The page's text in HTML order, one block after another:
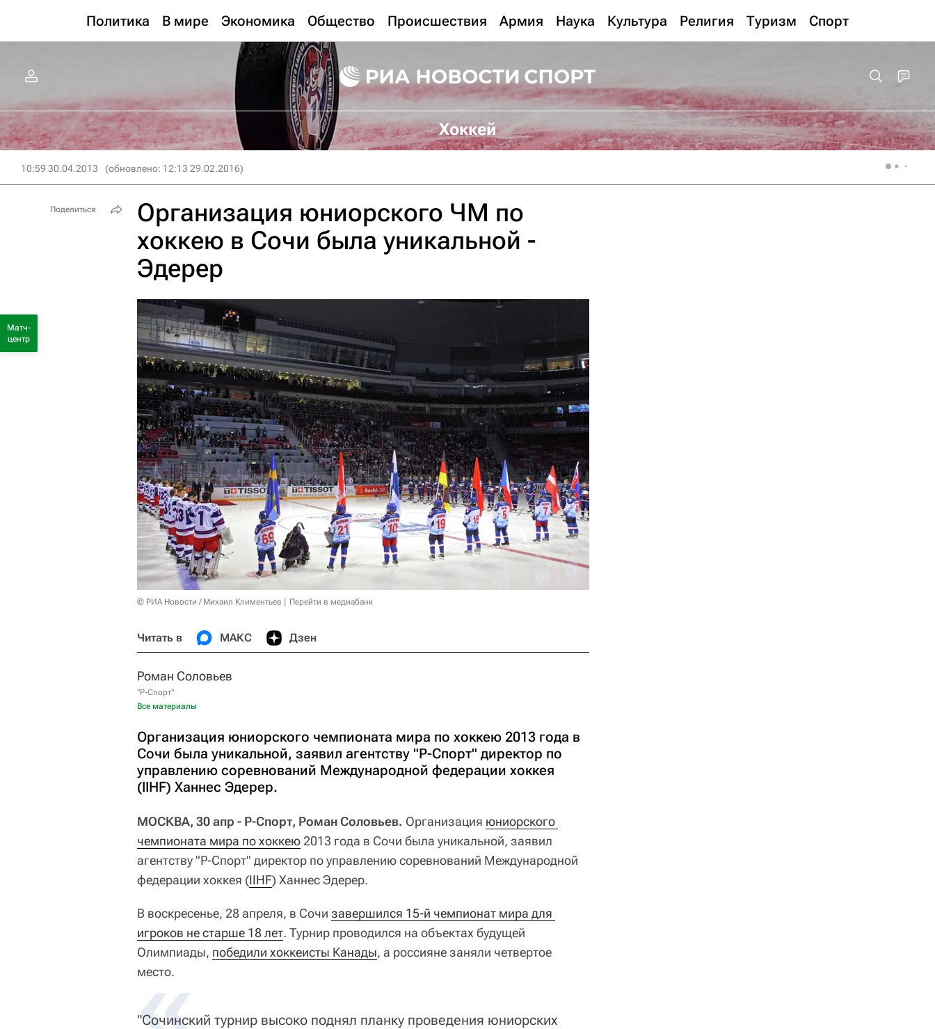
Политика В мире Экономика Общество Происшествия Армия Наука Культура Религия Туризм Спорт
Хоккей
10:59 30.04.2013 (обновлено: 12:13 29.02.2016)
Организация юниорского ЧМ по
хоккею в Сочи была уникальной -
Эдерер
© РИА Новости / Михаил Климентьев Перейти в медиабанк
Читать в МАКС Дзен
Роман Соловьев
"Р-Спорт"
Все материалы
Организация юниорского чемпионата мира по хоккею 2013 года в
Сочи была уникальной, заявил агентству "Р-Спорт" директор по
управлению соревнований Международной федерации хоккея
(IIHF) Ханнес Эдерер.
МОСКВА, 30 апр - Р-Спорт, Роман Соловьев. Организация юниорского
чемпионата мира по хоккею 2013 года в Сочи была уникальной, заявил
агентству "Р-Спорт" директор по управлению соревнований Международной
федерации хоккея (IIHF) Ханнес Эдерер.
В воскресенье, 28 апреля, в Сочи завершился 15-й чемпионат мира для
игроков не старше 18 лет. Турнир проводился на объектах будущей
Олимпиады, победили хоккеисты Канады, а россияне заняли четвертое
место.
"Сочинский турнир высоко поднял планку проведения юниорских
Поделиться
Матч-
центр